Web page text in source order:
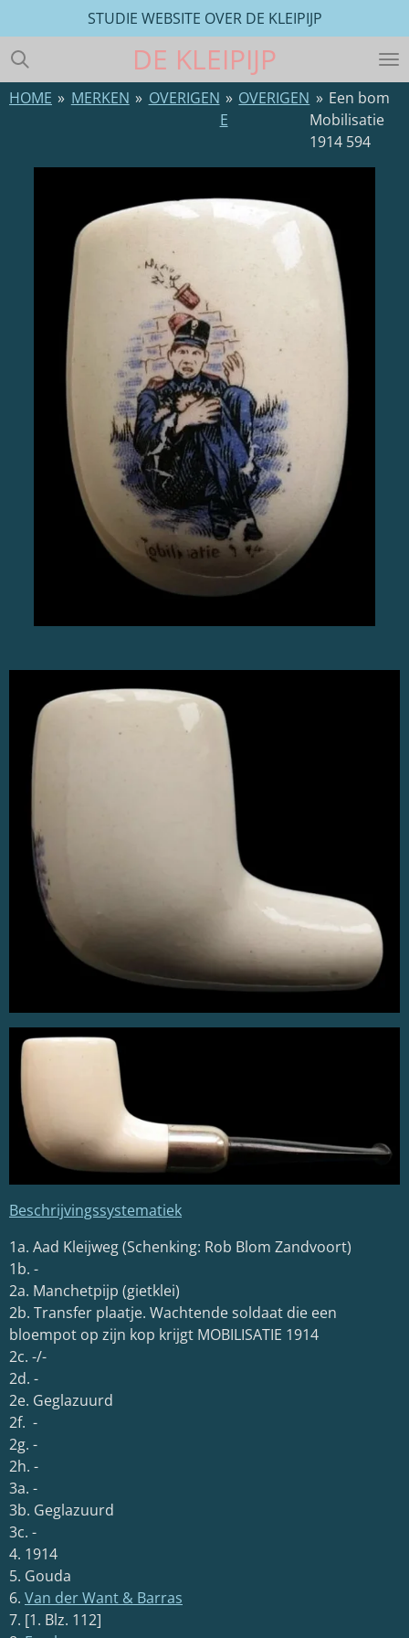
direct
naar
de
hoofdinhoud
DE KLEIPIJP
STUDIE WEBSITE OVER DE KLEIPIJP
HOME » MERKEN » OVERIGEN » OVERIGEN
E
» Een bom
Mobilisatie
1914 594
Beschrijvingssystematiek
1a. Aad Kleijweg (Schenking: Rob Blom Zandvoort)
1b. -
2a. Manchetpijp (gietklei)
2b. Transfer plaatje. Wachtende soldaat die een
bloempot op zijn kop krijgt MOBILISATIE 1914
2c. -/-
2d. -
2e. Geglazuurd
2f. -
2g. -
2h. -
3a. -
3b. Geglazuurd
3c. -
4. 1914
5. Gouda
6. Van der Want & Barras
7. [1. Blz. 112]